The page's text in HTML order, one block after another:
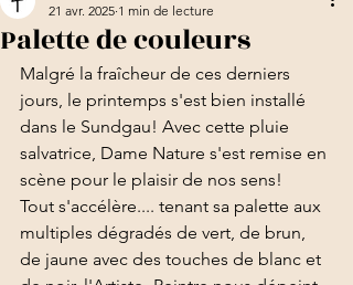
Palette de couleurs
21 avr. 2025 1 min de lecture
Malgré la fraîcheur de ces derniers
jours, le printemps s'est bien installé
dans le Sundgau! Avec cette pluie
salvatrice, Dame Nature s'est remise en
scène pour le plaisir de nos sens!
Tout s'accélère.... tenant sa palette aux
multiples dégradés de vert, de brun,
de jaune avec des touches de blanc et